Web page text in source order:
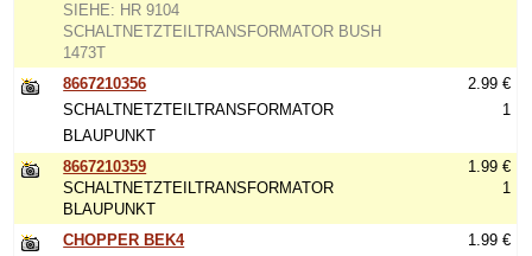
SIEHE: HR 9104
SCHALTNETZTEILTRANSFORMATOR BUSH
1473T
8667210356
SCHALTNETZTEILTRANSFORMATOR
BLAUPUNKT
2.99 €
1
8667210359
SCHALTNETZTEILTRANSFORMATOR
BLAUPUNKT
1.99 €
1
CHOPPER BEK4
1.99 €